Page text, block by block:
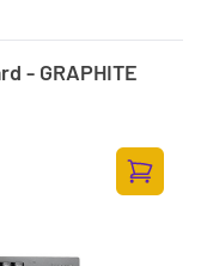
- GRAPHITE